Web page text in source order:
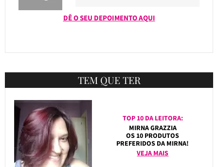
DÊ O SEU DEPOIMENTO AQUI
TEM QUE TER
TOP 10 DA LEITORA:
MIRNA GRAZZIA
OS 10 PRODUTOS
PREFERIDOS DA MIRNA!
VEJA MAIS